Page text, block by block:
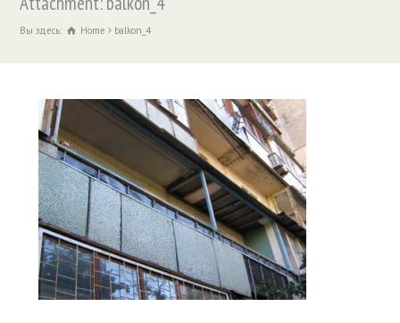
Вы здесь: Home balkon_4